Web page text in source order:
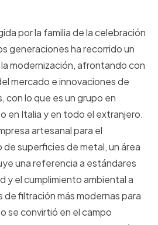
por la familia de la celebración
generaciones ha recorrido un
modernización, afrontando con
mercado e innovaciones de
lo que es un grupo en
en Italia y en todo el extranjero.
artesanal para el
superficies de metal, un área
una referencia a estándares
y el cumplimiento ambiental a
de filtración más modernas para
se convirtió en el campo